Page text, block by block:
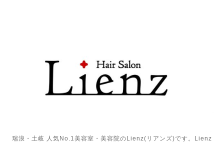
瑞浪・土岐 人気No.1美容室・美容院のLienz(リアンズ)です。Lienz